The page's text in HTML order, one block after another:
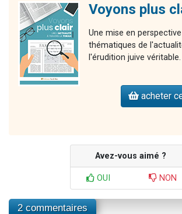
Voyons plus
Une mise en
thématiques de
l'érudition juive véritable.
acheter
Avez-vous aimé ?
OUI NON
2 commentaires